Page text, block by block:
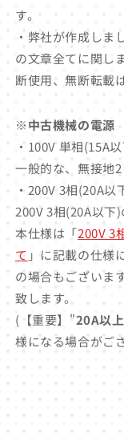
す。
・弊社が作成しま
の文章全てに関し
断使用、無断転載
※中古機械の電源
・100V 単相(15A
一般的な、無接地2
・200V 3相(20A以
200V 3相(20A以下
本仕様は「200V 3
て 」に記載の仕様
の場合もございま
致します。
(【重要】"20A以上
様になる場合がご